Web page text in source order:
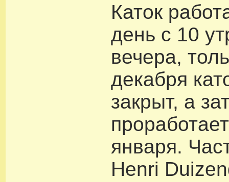
Каток
день с 10
вечера,
декабря
закрыт, а
января.
Henri